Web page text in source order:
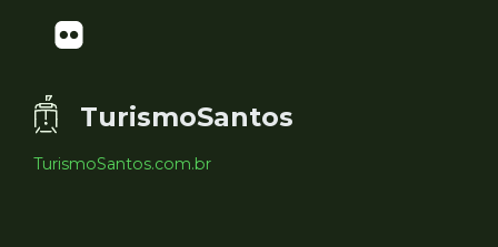
TurismoSantos
TurismoSantos.com.br